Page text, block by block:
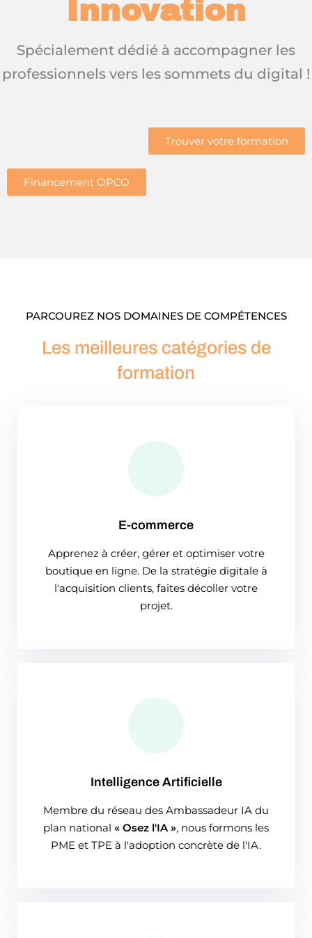
IA
Innovation
Spécialement dédié à accompagner les
professionnels vers les sommets du digital !
Trouver votre formation
Financement OPCO
PARCOUREZ NOS DOMAINES DE COMPÉTENCES
Les meilleures catégories de
formation
E-commerce
Apprenez à créer, gérer et optimiser votre
boutique en ligne. De la stratégie digitale à
l'acquisition clients, faites décoller votre
projet.
Intelligence Artificielle
Membre du réseau des Ambassadeur IA du
plan national « Osez l'IA », nous formons les
PME et TPE à l'adoption concrète de l'IA.
Already have an account?Sign